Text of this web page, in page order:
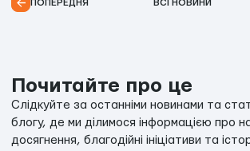
ПОПЕРЕДНЯ ВСІ НОВИНИ
Почитайте про це
Слідкуйте за останніми новинами та
блогу, де ми ділимося інформацією про
досягнення, благодійні ініціативи та